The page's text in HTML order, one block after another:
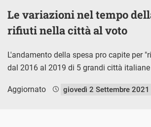
Le variazioni nel tempo
rifiuti nella città al voto
L'andamento della spesa pro capite per
dal 2016 al 2019 di 5 grandi città italiane
Aggiornato giovedì 2 Settembre 2021